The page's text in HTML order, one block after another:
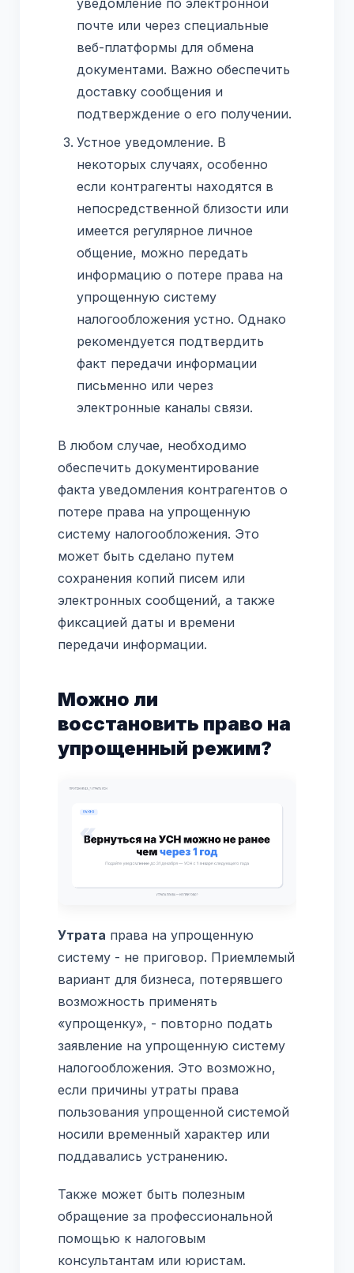
уведомление по электронной
почте или через специальные
веб-платформы для обмена
документами. Важно обеспечить
доставку сообщения и
подтверждение о его получении.
Устное уведомление. В
некоторых случаях, особенно
если контрагенты находятся в
непосредственной близости или
имеется регулярное личное
общение, можно передать
информацию о потере права на
упрощенную систему
налогообложения устно. Однако
рекомендуется подтвердить
факт передачи информации
письменно или через
электронные каналы связи.
В любом случае, необходимо
обеспечить документирование
факта уведомления контрагентов о
потере права на упрощенную
систему налогообложения. Это
может быть сделано путем
сохранения копий писем или
электронных сообщений, а также
фиксацией даты и времени
передачи информации.
Можно ли
восстановить право на
упрощенный режим?
Утрата права на упрощенную
систему - не приговор. Приемлемый
вариант для бизнеса, потерявшего
возможность применять
«упрощенку», - повторно подать
заявление на упрощенную систему
налогообложения. Это возможно,
если причины утраты права
пользования упрощенной системой
носили временный характер или
поддавались устранению.
Также может быть полезным
обращение за профессиональной
помощью к налоговым
консультантам или юристам.